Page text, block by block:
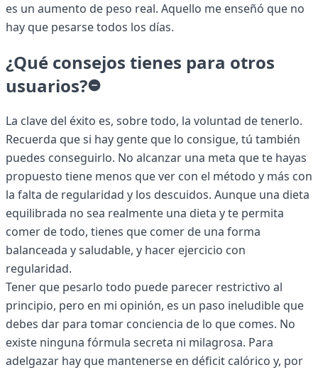
es un aumento de peso real. Aquello me enseñó que no
hay que pesarse todos los días.
¿Qué consejos tienes para otros
usuarios?
La clave del éxito es, sobre todo, la voluntad de tenerlo.
Recuerda que si hay gente que lo consigue, tú también
puedes conseguirlo. No alcanzar una meta que te hayas
propuesto tiene menos que ver con el método y más con
la falta de regularidad y los descuidos. Aunque una dieta
equilibrada no sea realmente una dieta y te permita
comer de todo, tienes que comer de una forma
balanceada y saludable, y hacer ejercicio con
regularidad.
Tener que pesarlo todo puede parecer restrictivo al
principio, pero en mi opinión, es un paso ineludible que
debes dar para tomar conciencia de lo que comes. No
existe ninguna fórmula secreta ni milagrosa. Para
adelgazar hay que mantenerse en déficit calórico y, por